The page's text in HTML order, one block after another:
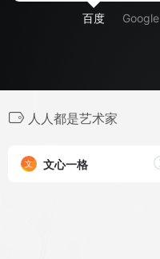
百度 Google
人人都是艺术家
文心一格